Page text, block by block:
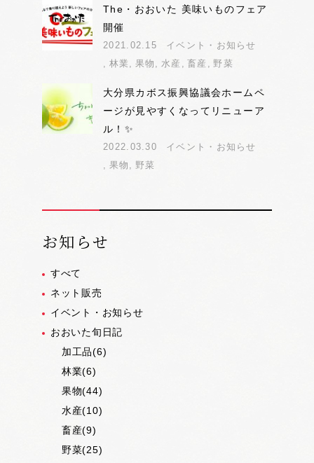
The・おおいた 美味いものフェア
開催
2021.02.15
イベント・お知らせ
林業
果物 水産 畜産 野菜
大分県カボス振興協議会ホームペ
ージが見やすくなってリニューア
ル！✨
2022.03.30
イベント・お知らせ
果物
野菜
お知らせ
すべて
ネット販売
イベント・お知らせ
おおいた旬日記
加工品(6)
林業(6)
果物(44)
水産(10)
畜産(9)
野菜(25)